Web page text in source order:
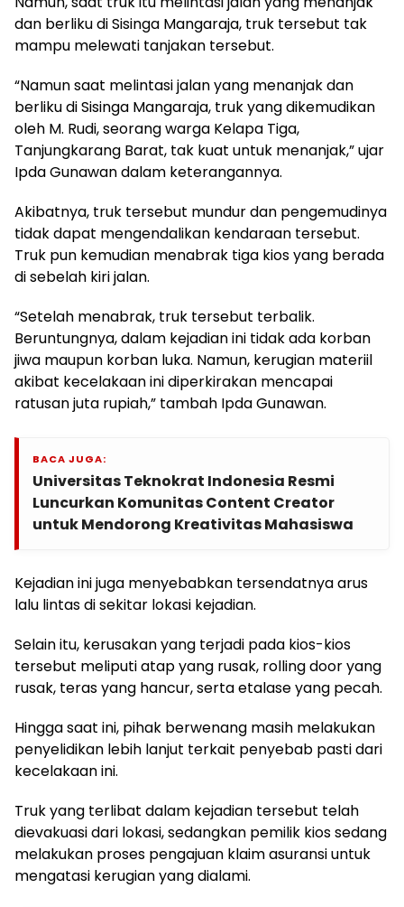
dan berliku di Sisinga Mangaraja, truk tersebut tak
mampu melewati tanjakan tersebut.
“Namun saat melintasi jalan yang menanjak dan
berliku di Sisinga Mangaraja, truk yang dikemudikan
oleh M. Rudi, seorang warga Kelapa Tiga,
Tanjungkarang Barat, tak kuat untuk menanjak,” ujar
Ipda Gunawan dalam keterangannya.
Akibatnya, truk tersebut mundur dan pengemudinya
tidak dapat mengendalikan kendaraan tersebut.
Truk pun kemudian menabrak tiga kios yang berada
di sebelah kiri jalan.
“Setelah menabrak, truk tersebut terbalik.
Beruntungnya, dalam kejadian ini tidak ada korban
jiwa maupun korban luka. Namun, kerugian materiil
akibat kecelakaan ini diperkirakan mencapai
ratusan juta rupiah,” tambah Ipda Gunawan.
BACA JUGA:
Universitas Teknokrat Indonesia Resmi
Luncurkan Komunitas Content Creator
untuk Mendorong Kreativitas Mahasiswa
Kejadian ini juga menyebabkan tersendatnya arus
lalu lintas di sekitar lokasi kejadian.
Selain itu, kerusakan yang terjadi pada kios-kios
tersebut meliputi atap yang rusak, rolling door yang
rusak, teras yang hancur, serta etalase yang pecah.
Hingga saat ini, pihak berwenang masih melakukan
penyelidikan lebih lanjut terkait penyebab pasti dari
kecelakaan ini.
Truk yang terlibat dalam kejadian tersebut telah
dievakuasi dari lokasi, sedangkan pemilik kios sedang
melakukan proses pengajuan klaim asuransi untuk
mengatasi kerugian yang dialami.